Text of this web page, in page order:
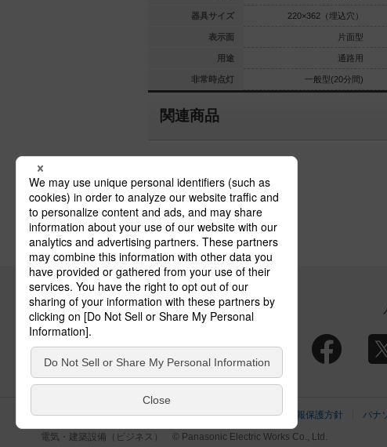
器具サイズ
表示面
用途
非常時点灯
270×580（埋込穴）
長時間定格型(60分間)
220×362（埋込穴）
片面型
通路用
一般型(20分間)
関連商品
サイトのご利用にあたって クッキーポリシー 個人情報保護方針 パナ
電気・建築設備（ビジネス）
© Panasonic Electric Works Co., Ltd.